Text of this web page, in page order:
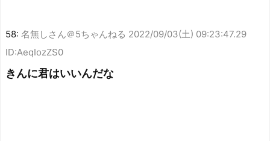
58: 名無しさん＠5ちゃんねる 2022/09/03(土) 09:23:47.29
ID:AeqIozZS0
きんに君はいいんだな